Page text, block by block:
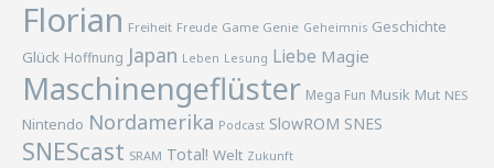
Florian Freiheit Freude Game Genie Geheimnis Geschichte
Glück Hoffnung Japan Leben Lesung Liebe Magie
Maschinengeflüster Mega Fun Musik Mut NES
Nintendo Nordamerika Podcast SlowROM SNES
SNEScast SRAM Total! Welt Zukunft